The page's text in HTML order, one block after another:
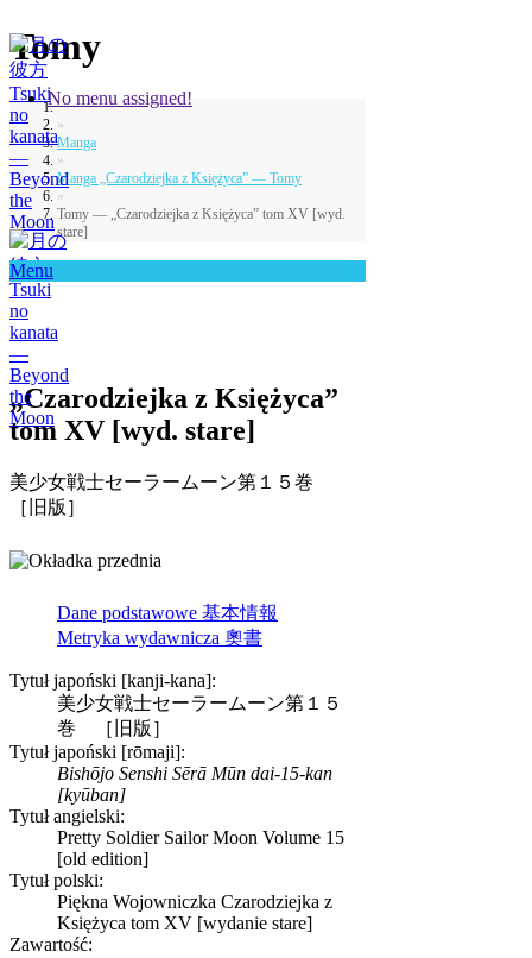
No menu assigned!
Tomy
»
Manga
»
Manga „Czarodziejka z Księżyca” — Tomy
»
Tomy — „Czarodziejka z Księżyca” tom XV [wyd.
stare]
Menu
„Czarodziejka z Księżyca”
tom XV [wyd. stare]
美少女戦士セーラームーン第１５巻
［旧版］
Dane podstawowe 基本情報
Metryka wydawnicza 奧書
Tytuł japoński [kanji-kana]:
美少女戦士セーラームーン第１５
巻 ［旧版］
Tytuł japoński [rōmaji]:
Bishōjo Senshi Sērā Mūn dai-15-kan
[kyūban]
Tytuł angielski:
Pretty Soldier Sailor Moon Volume 15
[old edition]
Tytuł polski:
Piękna Wojowniczka Czarodziejka z
Księżyca tom XV [wydanie stare]
Zawartość: